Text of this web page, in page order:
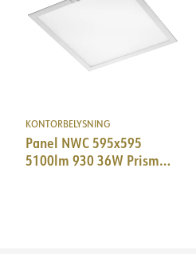
KONTORBELYSNING
Panel NWC 595x595
5100lm 930 36W Prism